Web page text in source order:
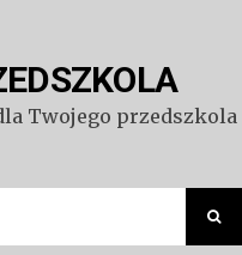
Twojego przedszkola